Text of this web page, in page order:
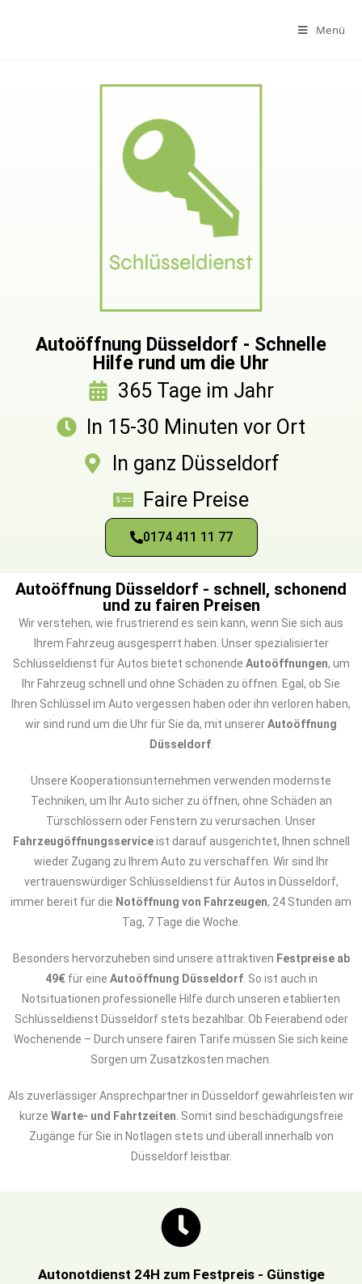
Menü
Autoöffnung Düsseldorf - Schnelle
Hilfe rund um die Uhr
365 Tage im Jahr
In 15-30 Minuten vor Ort
In ganz Düsseldorf
Faire Preise
0174 411 11 77
Autoöffnung Düsseldorf - schnell, schonend
und zu fairen Preisen
Wir verstehen, wie frustrierend es sein kann, wenn Sie sich aus
Ihrem Fahrzeug ausgesperrt haben. Unser spezialisierter
Schlüsseldienst für Autos bietet schonende Autoöffnungen, um
Ihr Fahrzeug schnell und ohne Schäden zu öffnen. Egal, ob Sie
Ihren Schlüssel im Auto vergessen haben oder ihn verloren haben,
wir sind rund um die Uhr für Sie da, mit unsererAutoöffnung
Düsseldorf.
Unsere Kooperationsunternehmen verwenden modernste
Techniken, um Ihr Auto sicher zu öffnen, ohne Schäden an
Türschlössern oder Fenstern zu verursachen. Unser
Fahrzeugöffnungsserviceist darauf ausgerichtet, Ihnen schnell
wieder Zugang zu Ihrem Auto zu verschaffen. Wir sind Ihr
vertrauenswürdiger Schlüsseldienst für Autos in Düsseldorf,
immer bereit für die Notöffnung von Fahrzeugen, 24 Stunden am
Tag, 7 Tage die Woche.
Besonders hervorzuheben sind unsere attraktiven Festpreise ab
49€für eine Autoöffnung Düsseldorf. So ist auch in
Notsituationen professionelle Hilfe durch unseren etablierten
Schlüsseldienst Düsseldorf stets bezahlbar. Ob Feierabend oder
Wochenende – Durch unsere fairen Tarife müssen Sie sich keine
Sorgen um Zusatzkosten machen.
Als zuverlässiger Ansprechpartner in Düsseldorf gewährleisten wir
kurze Warte- und Fahrtzeiten . Somit sind beschädigungsfreie
Zugänge für Sie in Notlagen stets und überall innerhalb von
Düsseldorf leistbar.
Autonotdienst 24H zum Festpreis - Günstige